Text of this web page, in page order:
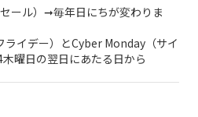
ール）➞毎年日にちが変わりま
イデー）とCyber Monday（サイ
曜日の翌日にあたる日から